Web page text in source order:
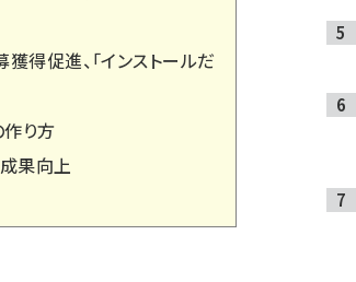
得促進、「インストールだ
り方
果向上